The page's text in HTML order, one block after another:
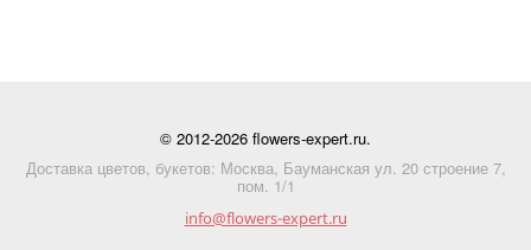
© 2012-2026 flowers-expert.ru.
Доставка цветов, букетов: Москва, Бауманская ул. 20 строение 7,
пом. 1/1
info@flowers-expert.ru